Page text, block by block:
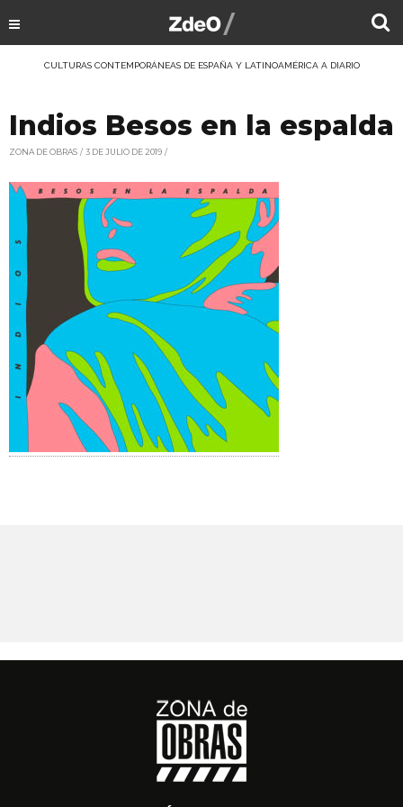
CULTURAS CONTEMPORÁNEAS DE ESPAÑA Y LATINOAMÉRICA A DIARIO
Indios Besos en la espalda
ZONA DE OBRAS 3 DE JULIO DE 2019